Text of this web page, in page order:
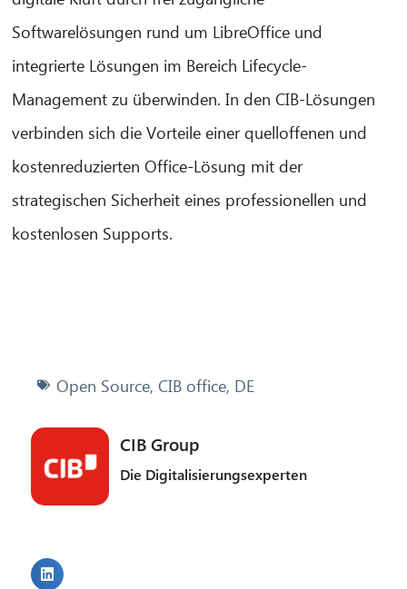
Softwarelösungen rund um LibreOffice und
integrierte Lösungen im Bereich Lifecycle-
Management zu überwinden. In den CIB-Lösungen
verbinden sich die Vorteile einer quelloffenen und
kostenreduzierten Office-Lösung mit der
strategischen Sicherheit eines professionellen und
kostenlosen Supports.
Open Source, CIB office, DE
CIB Group
Die Digitalisierungsexperten